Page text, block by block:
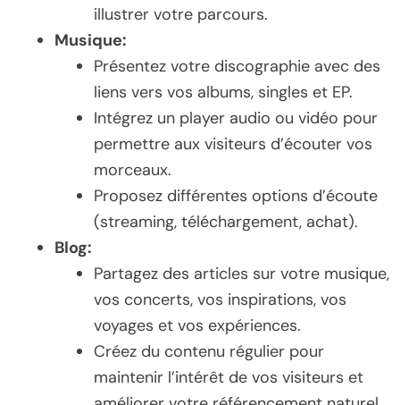
illustrer votre parcours.
Musique:
Présentez votre discographie avec des
liens vers vos albums, singles et EP.
Intégrez un player audio ou vidéo pour
permettre aux visiteurs d’écouter vos
morceaux.
Proposez différentes options d’écoute
(streaming, téléchargement, achat).
Blog:
Partagez des articles sur votre musique,
vos concerts, vos inspirations, vos
voyages et vos expériences.
Créez du contenu régulier pour
maintenir l’intérêt de vos visiteurs et